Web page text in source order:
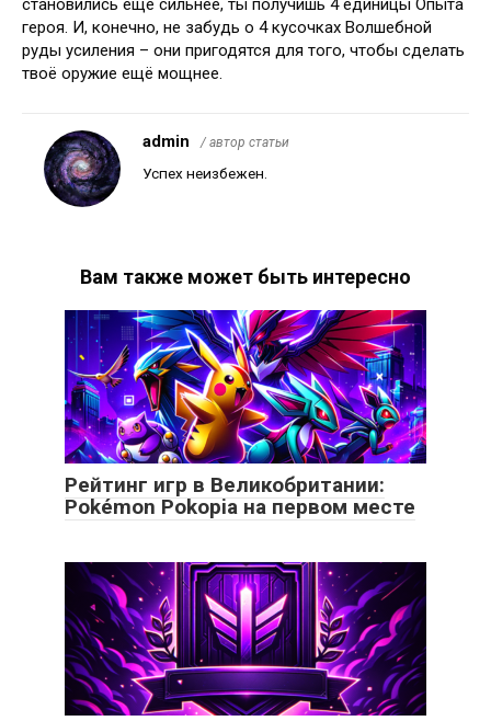
становились ещё сильнее, ты получишь 4 единицы Опыта
героя. И, конечно, не забудь о 4 кусочках Волшебной
руды усиления – они пригодятся для того, чтобы сделать
твоё оружие ещё мощнее.
admin / автор статьи
Успех неизбежен.
Вам также может быть интересно
Рейтинг игр в Великобритании:
Pokémon Pokopia на первом месте